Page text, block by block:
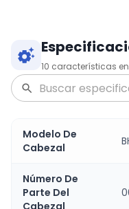
10 características
Modelo De
Cabezal
Número De
Parte Del